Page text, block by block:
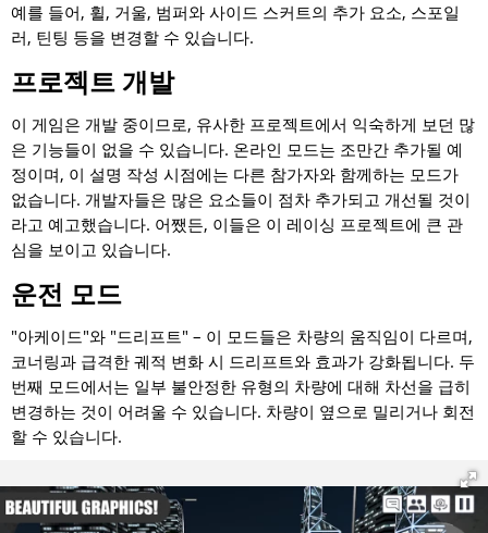
예를 들어, 휠, 거울, 범퍼와 사이드 스커트의 추가 요소, 스포일
러, 틴팅 등을 변경할 수 있습니다.
프로젝트 개발
이 게임은 개발 중이므로, 유사한 프로젝트에서 익숙하게 보던 많
은 기능들이 없을 수 있습니다. 온라인 모드는 조만간 추가될 예
정이며, 이 설명 작성 시점에는 다른 참가자와 함께하는 모드가
없습니다. 개발자들은 많은 요소들이 점차 추가되고 개선될 것이
라고 예고했습니다. 어쨌든, 이들은 이 레이싱 프로젝트에 큰 관
심을 보이고 있습니다.
운전 모드
"아케이드"와 "드리프트" – 이 모드들은 차량의 움직임이 다르며,
코너링과 급격한 궤적 변화 시 드리프트와 효과가 강화됩니다. 두
번째 모드에서는 일부 불안정한 유형의 차량에 대해 차선을 급히
변경하는 것이 어려울 수 있습니다. 차량이 옆으로 밀리거나 회전
할 수 있습니다.